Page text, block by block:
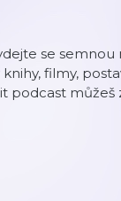
se
filmy,
podcast můžeš